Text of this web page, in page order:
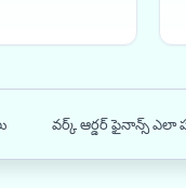
వర్క్ ఆర్డర్ ఫైనాన్స్ ఎలా